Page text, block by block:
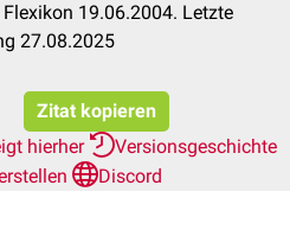
Flexikon 19.06.2004. Letzte
27.08.2025
Zitat kopieren
hierher
Versionsgeschichte
Discord